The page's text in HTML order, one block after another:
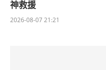
神救援
2026-08-07 21:21